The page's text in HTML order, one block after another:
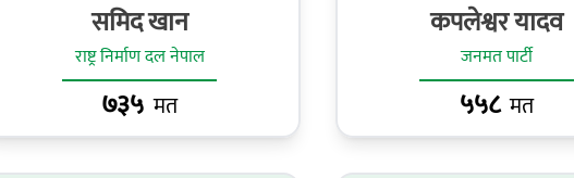
समिद खान
राष्ट्र निर्माण दल नेपाल
७३५ मत
कपलेश्वर यादव
जनमत पार्टी
५५८ मत